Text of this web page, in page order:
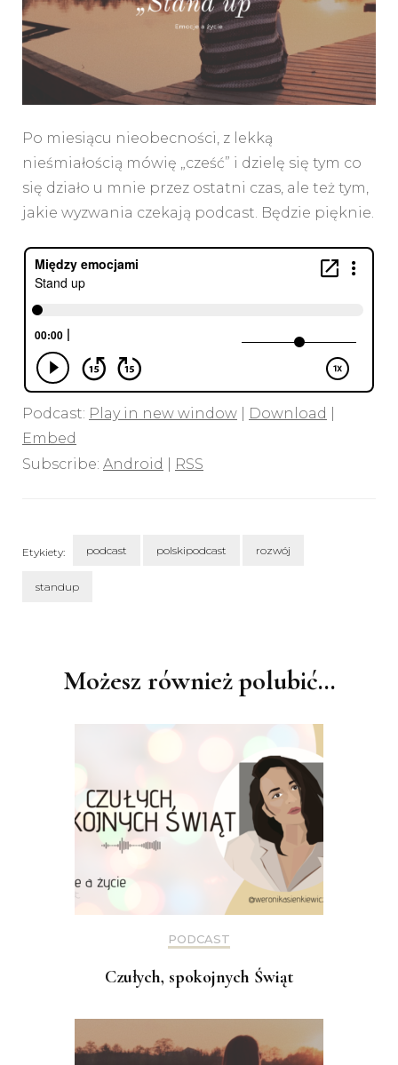
Po miesiącu nieobecności, z lekką
nieśmiałością mówię „cześć” i dzielę się tym co
się działo u mnie przez ostatni czas, ale też tym,
jakie wyzwania czekają podcast. Będzie pięknie.
Podcast: Play in new window Download
Embed
Subscribe: Android RSS
Etykiety: podcast polskipodcast rozwój
standup
Możesz również polubić…
PODCAST
Czułych, spokojnych Świąt